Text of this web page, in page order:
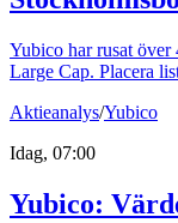
Yubico har rusat över
Large Cap. Placera
Aktieanalys/Yubico
Idag, 07:00
Yubico: